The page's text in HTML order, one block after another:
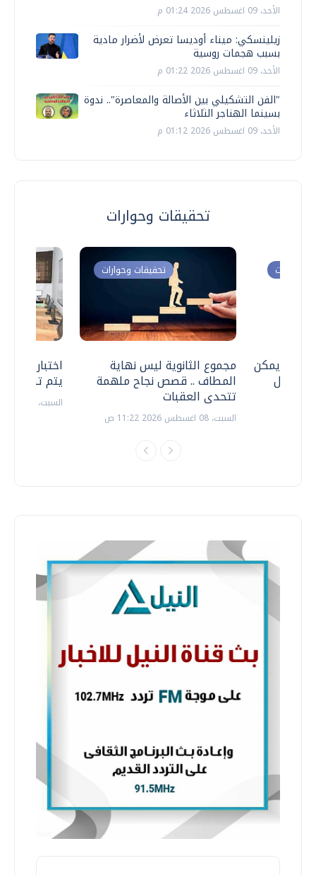
الأحد، 09 اغسطس 2026 01:24 م
زيلينسكي: ميناء أوديسا تعرض لأضرار مادية
بسبب هجمات روسية
الأحد، 09 اغسطس 2026 01:22 م
"الفن التشكيلي بين الأصالة والمعاصرة".. ندوة
بسينما الهناجر الثلاثاء
الأحد، 09 اغسطس 2026 01:12 م
تحقيقات وحوارات
اختبارات
يتم
السبت، 18 يوليو 2026 09:22 ص
تحقيقات وحوارات
مجموع الثانوية ليس نهاية
المطاف .. قصص نجاح ملهمة
تتحدى العقبات
السبت، 08 اغسطس 2026 11:22 ص
وحوارات
.. هل يمكن
نتعامل